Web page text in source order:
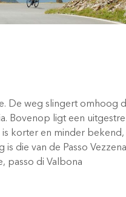
De weg slingert omhoog
Bovenop ligt een
korter en minder
die van de Passo
passo di Valbona